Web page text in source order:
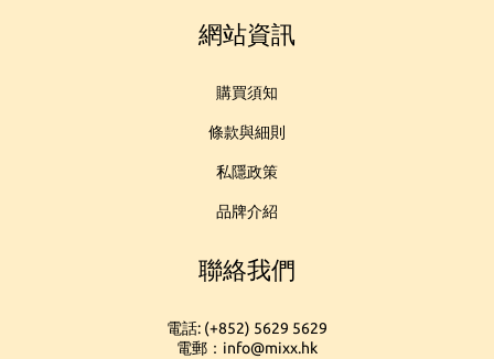
網站資訊
購買須知
條款與細則
私隱政策
品牌介紹
聯絡我們
電話: (+852) 5629 5629
電郵：info@mixx.hk